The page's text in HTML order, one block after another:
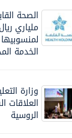
05/2026
الصحة
ملياري
الخدمة
وزارة
العلاقات
الروسية